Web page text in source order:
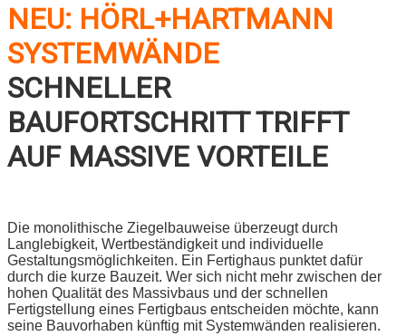
NEU: HÖRL+HARTMANN
SYSTEMWÄNDE
SCHNELLER
BAUFORTSCHRITT TRIFFT
AUF MASSIVE VORTEILE
Die monolithische Ziegelbauweise überzeugt durch
Langlebigkeit, Wertbeständigkeit und individuelle
Gestaltungsmöglichkeiten. Ein Fertighaus punktet dafür
durch die kurze Bauzeit. Wer sich nicht mehr zwischen der
hohen Qualität des Massivbaus und der schnellen
Fertigstellung eines Fertigbaus entscheiden möchte, kann
seine Bauvorhaben künftig mit Systemwänden realisieren.